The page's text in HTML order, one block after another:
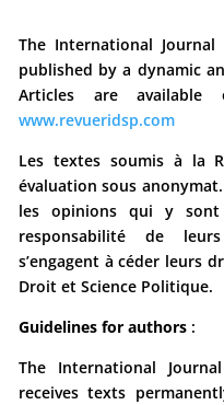
The International
published by a dynamic
Articles are
www.revueridsp.com
Les textes soumis à la
évaluation sous
les opinions qui y sont
responsabilité de
s’engagent à céder leurs
Droit et Science Politique.
Guidelines for authors:
The International
receives texts